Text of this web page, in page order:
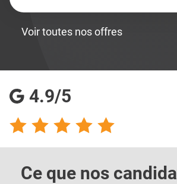
Voir toutes nos offres
4.9/5
Ce que nos